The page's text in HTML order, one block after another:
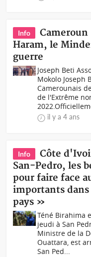
Info
Haram, le
guerre
Joseph Beti
Mokolo Joseph
Camerounais
de l'Extrême
il y a 4 ans
Info
Côte
San-Pedro, les
pour faire face
importants
pays »
Téné Birahima
jeudi à San
Ministre de la
Ouattara, est
San Ped...